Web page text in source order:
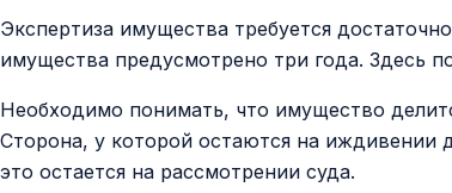
Экспертиза имущества требуется
имущества предусмотрено три года. Здесь
Необходимо понимать, что имущество
Сторона, у которой остаются на иждивении
это остается на рассмотрении суда.